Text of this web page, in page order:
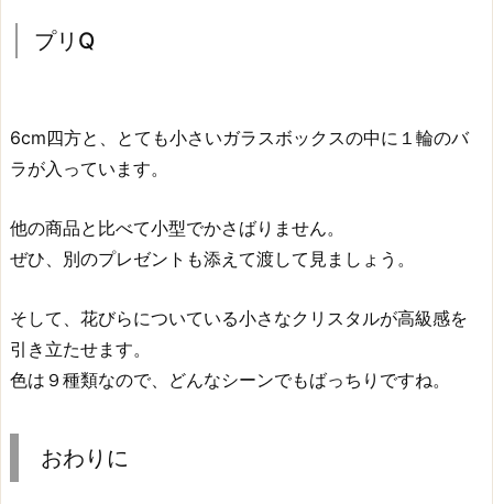
プリQ
6cm四方と、とても小さいガラスボックスの中に１輪のバ
ラが入っています。
他の商品と比べて小型でかさばりません。
ぜひ、別のプレゼントも添えて渡して見ましょう。
そして、花びらについている小さなクリスタルが高級感を
引き立たせます。
色は９種類なので、どんなシーンでもばっちりですね。
おわりに